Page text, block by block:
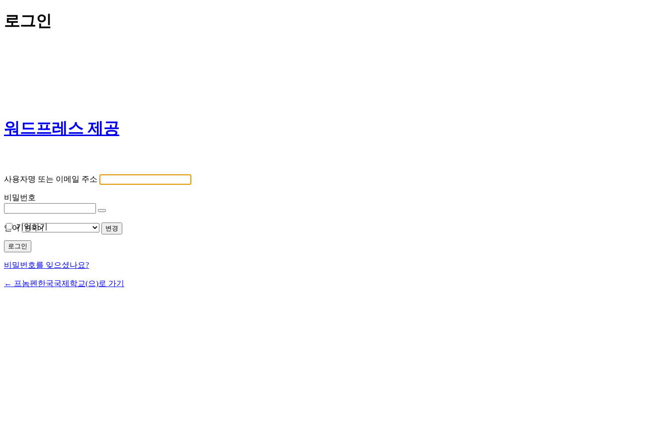
로그인
워드프레스 제공
사용자명 또는 이메일 주소
비밀번호
기억하기
비밀번호를 잊으셨나요?
← 프놈펜한국국제학교(으)로 가기
언어